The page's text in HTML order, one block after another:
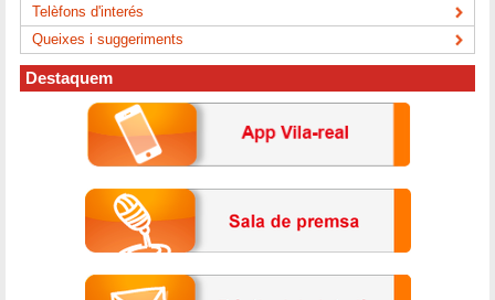
Telèfons d'interés
Queixes i suggeriments
Destaquem